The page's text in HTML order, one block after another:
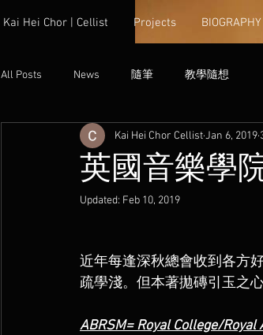
Kai Hei Chor | Cellist Projects BIOGRAPHY
All Posts News 隨筆 教學隨想
英國音樂學
Kai Hei Chor CellistJan 6, 2019
Updated: Feb 10, 2019
近年每逢深秋總會收到各方
疏學淺。但本著拋磚引玉之
ABRSM= Royal College/Royal